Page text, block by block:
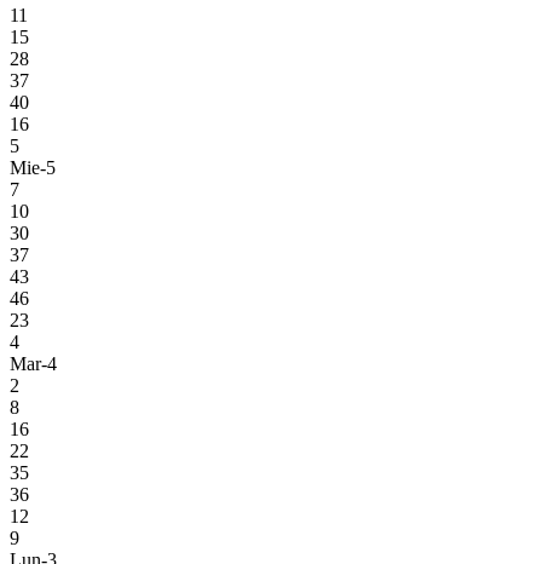
11
15
28
37
40
16
5
Mie-5
7
10
30
37
43
46
23
4
Mar-4
2
8
16
22
35
36
12
9
Lun-3